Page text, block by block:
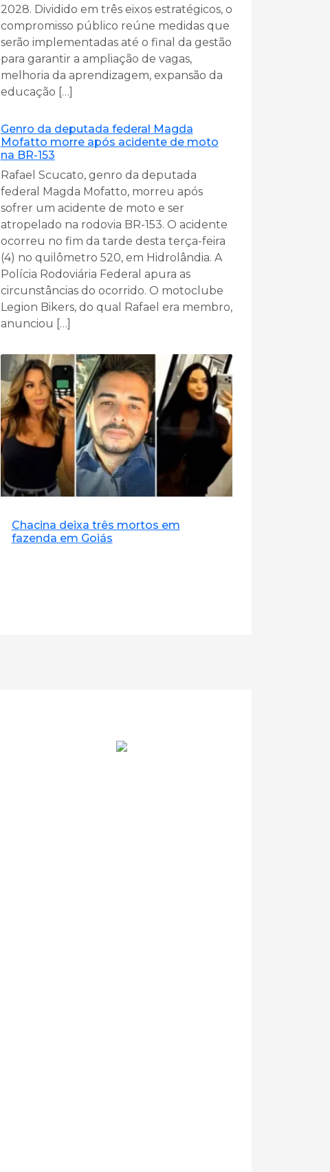
2028. Dividido em três eixos estratégicos, o
compromisso público reúne medidas que
serão implementadas até o final da gestão
para garantir a ampliação de vagas,
melhoria da aprendizagem, expansão da
educação […]
Genro da deputada federal Magda
Mofatto morre após acidente de moto
na BR-153
Rafael Scucato, genro da deputada
federal Magda Mofatto, morreu após
sofrer um acidente de moto e ser
atropelado na rodovia BR-153. O acidente
ocorreu no fim da tarde desta terça-feira
(4) no quilômetro 520, em Hidrolândia. A
Polícia Rodoviária Federal apura as
circunstâncias do ocorrido. O motoclube
Legion Bikers, do qual Rafael era membro,
anunciou […]
Chacina deixa três mortos em
fazenda em Goiás